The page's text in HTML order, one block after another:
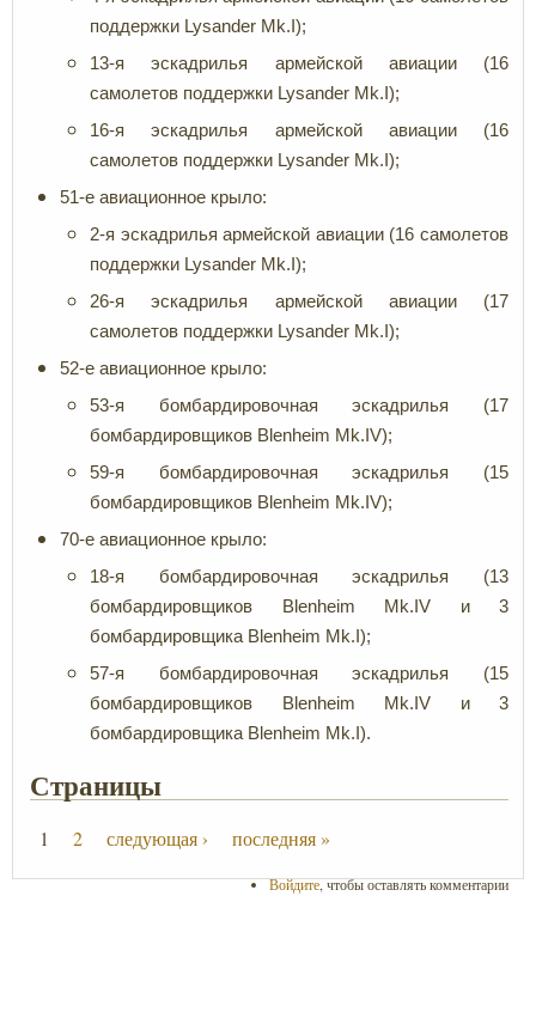
поддержки Lysander Mk.I);
13-я эскадрилья армейской авиации (16
самолетов поддержки Lysander Mk.I);
16-я эскадрилья армейской авиации (16
самолетов поддержки Lysander Mk.I);
51-е авиационное крыло:
2-я эскадрилья армейской авиации (16 самолетов
поддержки Lysander Mk.I);
26-я эскадрилья армейской авиации (17
самолетов поддержки Lysander Mk.I);
52-е авиационное крыло:
53-я бомбардировочная эскадрилья (17
бомбардировщиков Blenheim Mk.IV);
59-я бомбардировочная эскадрилья (15
бомбардировщиков Blenheim Mk.IV);
70-е авиационное крыло:
18-я бомбардировочная эскадрилья (13
бомбардировщиков Blenheim Mk.IV и 3
бомбардировщика Blenheim Mk.I);
57-я бомбардировочная эскадрилья (15
бомбардировщиков Blenheim Mk.IV и 3
бомбардировщика Blenheim Mk.I).
Страницы
1 2 следующая › последняя »
Войдите, чтобы оставлять комментарии